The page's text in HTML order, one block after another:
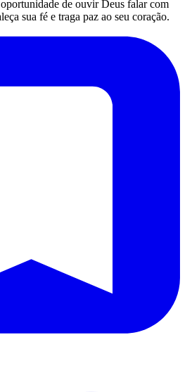
de ouvir Deus falar com
sua fé e traga paz ao seu coração.